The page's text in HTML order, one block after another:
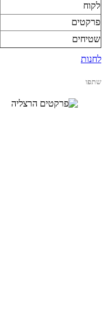
לקוח
פרקטים
שטיחים
לחנות
שתפו